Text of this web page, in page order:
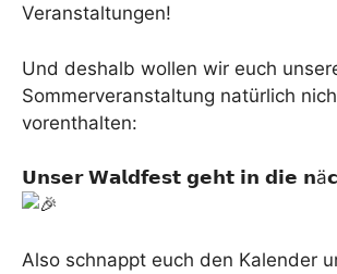
Veranstaltungen!
Und deshalb wollen wir euch
Sommerveranstaltung natürlich
vorenthalten:
𝗨𝗻𝘀𝗲𝗿 𝗪𝗮𝗹𝗱𝗳𝗲𝘀𝘁 𝗴𝗲𝗵𝘁 𝗶𝗻 𝗱𝗶𝗲
Also schnappt euch den Kalender